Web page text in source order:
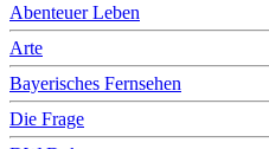
Abenteuer Leben
Arte
Bayerisches Fernsehen
Die Frage